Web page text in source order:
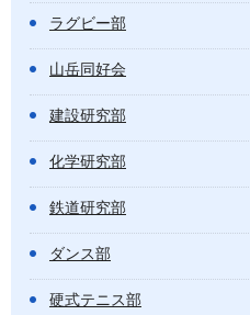
ラグビー部
山岳同好会
建設研究部
化学研究部
鉄道研究部
ダンス部
硬式テニス部